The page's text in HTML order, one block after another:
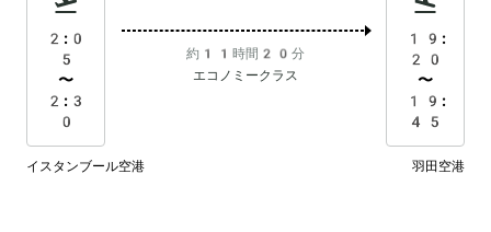
2:0
5
〜
2:3
0
約11時間20分
エコノミークラス
19:
20
〜
19:
45
イスタンブール空港 羽田空港